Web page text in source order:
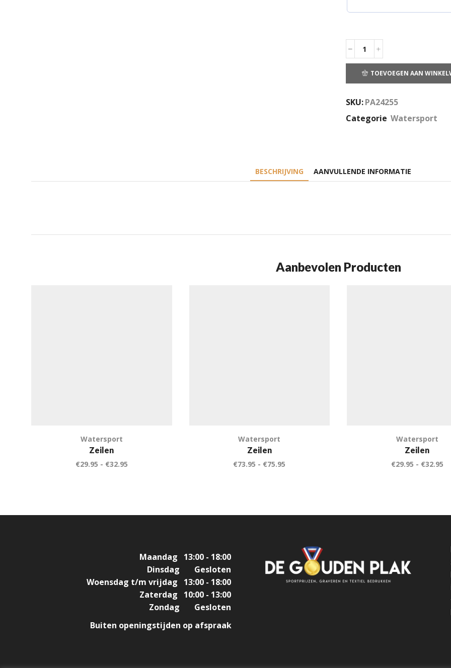
TOEVOEGEN AAN
SKU:PA24255
Categorie Watersport
BESCHRIJVING AANVULLENDE INFORMATIE
Aanbevolen Producten
Watersport
Zeilen
€29.95 - €32.95
Watersport
Zeilen
€73.95 - €75.95
Watersport
Zeilen
€29.95 - €32.95
Maandag
13:00 - 18:00
Dinsdag
Gesloten
Woensdag t/m vrijdag
13:00 - 18:00
Zaterdag
10:00 - 13:00
Zondag
Gesloten
Buiten openingstijden op afspraak